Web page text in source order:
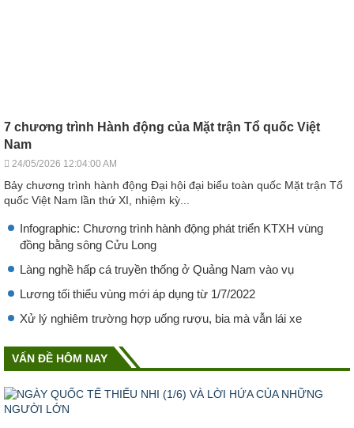
7 chương trình Hành động của Mặt trận Tổ quốc Việt
Nam
24/05/2026 12:04:00 AM
Bảy chương trình hành động Đại hội đại biểu toàn quốc Mặt trận Tổ
quốc Việt Nam lần thứ XI, nhiệm kỳ...
Infographic: Chương trình hành động phát triển KTXH vùng
đồng bằng sông Cửu Long
Làng nghề hấp cá truyền thống ở Quảng Nam vào vụ
Lương tối thiểu vùng mới áp dụng từ 1/7/2022
Xử lý nghiêm trường hợp uống rượu, bia mà vẫn lái xe
VẤN ĐỀ HÔM NAY